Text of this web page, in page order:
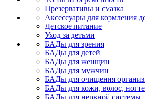
Презервативы и смазка
Аксессуары для кормления
Детское питание
Уход за детьми
БАДы для зрения
БАДы для детей
БАДы для женщин
БАДы для мужчин
БАДы для очищения
БАДы для кожи, волос,
БАДы для нервной системы